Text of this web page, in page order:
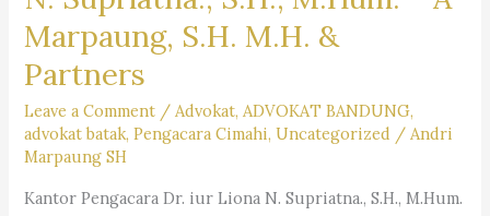
Marpaung, S.H. M.H. &
Partners
Leave a Comment / Advokat, ADVOKAT BANDUNG,
advokat batak,Pengacara Cimahi,Uncategorized / Andri
Marpaung SH
Kantor Pengacara Dr. iur Liona N. Supriatna., S.H., M.Hum.